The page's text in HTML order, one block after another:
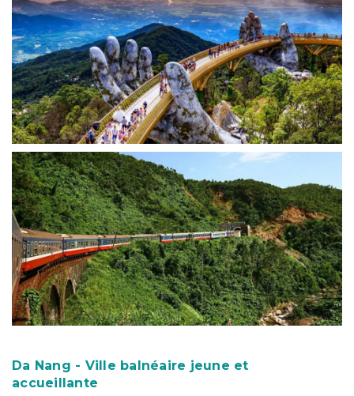
Da Nang - Ville balnéaire jeune et
accueillante